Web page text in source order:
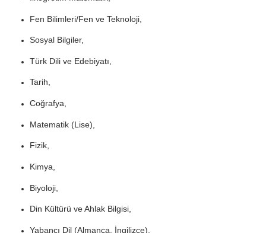
Fen Bilimleri/Fen ve Teknoloji,
Sosyal Bilgiler,
Türk Dili ve Edebiyatı,
Tarih,
Coğrafya,
Matematik (Lise),
Fizik,
Kimya,
Biyoloji,
Din Kültürü ve Ahlak Bilgisi,
Yabancı Dil (Almanca, İngilizce),